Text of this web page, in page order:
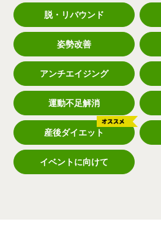
脱・リバウンド
姿勢改善
アンチエイジング
運動不足解消
産後ダイエット
イベントに向けて